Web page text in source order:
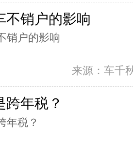
不销户的影响
销户的影响
来源：车千
跨年税？
年税？